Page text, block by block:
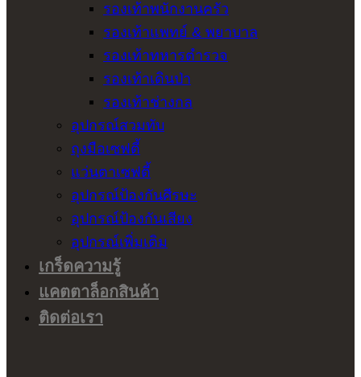
รองเท้าพนักงานครัว
รองเท้าแพทย์ & พยาบาล
รองเท้าทหารตำรวจ
รองเท้าเดินป่า
รองเท้าช่างกล
อุปกรณ์สวมทับ
ถุงมือเซฟตี้
แว่นตาเซฟตี้
อุปกรณ์ป้องกันศีรษะ
อุปกรณ์ป้องกันเสียง
อุปกรณ์เพิ่มเติม
เกร็ดความรู้
แคตตาล็อกสินค้า
ติดต่อเรา